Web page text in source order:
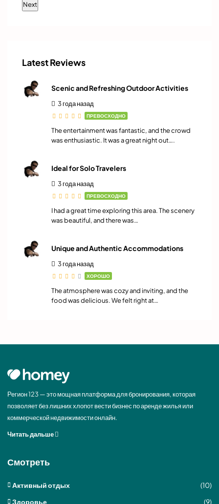
Next
Latest Reviews
Scenic and Refreshing Outdoor Activities
3 года назад
ПРЕВОСХОДНО
The entertainment was fantastic, and the crowd
was enthusiastic. It was a great night out….
Ideal for Solo Travelers
3 года назад
ПРЕВОСХОДНО
I had a great time exploring this area. The scenery
was beautiful, and there was…
Unique and Authentic Accommodations
3 года назад
ХОРОШО
The atmosphere was cozy and inviting, and the
food was delicious. We felt right at…
Регион 123 — это мощная платформа для бронирования, которая
позволяет без лишних хлопот вести бизнес по аренде жилья или
коммерческой недвижимости онлайн.
Читать дальше
Смотреть
Активный отдых
(10)
Здоровье
(9)